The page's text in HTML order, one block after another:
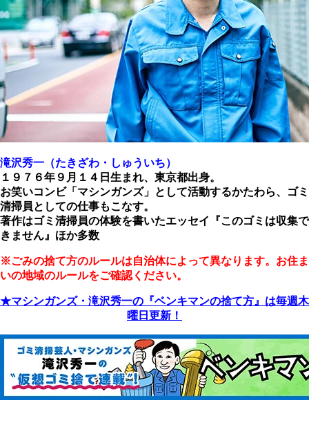
滝沢秀一（たきざわ・しゅういち）
１９７６年９月１４日生まれ、東京都出身。
お笑いコンビ「マシンガンズ」として活動するかたわら、ゴミ
清掃員としての仕事もこなす。
著作はゴミ清掃員の体験を書いたエッセイ『このゴミは収集で
きません』ほか多数
※ごみの捨て方のルールは自治体によって異なります。お住ま
いの地域のルールをご確認ください。
★マシンガンズ・滝沢秀一の『ベンキマンの捨て方』は毎週木
曜日更新！